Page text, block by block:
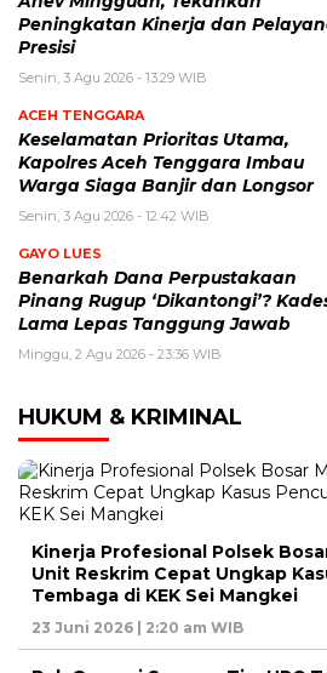
Peningkatan Kinerja dan
Presisi
Senin, 3 Agu 2026 - 13:29 WIB
ACEH TENGGARA
Keselamatan Prioritas Utama,
Kapolres Aceh Tenggara Imbau
Warga Siaga Banjir dan Longsor
Senin, 3 Agu 2026 - 12:42 WIB
GAYO LUES
Benarkah Dana Perpustakaan
Pinang Rugup ‘Dikantongi’?
Lama Lepas Tanggung Jawab
Minggu, 2 Agu 2026 - 23:36 WIB
HUKUM & KRIMINAL
Kinerja Profesional Polsek
Unit Reskrim Cepat Ungkap
Tembaga di KEK Sei Mangkei
23 Juni 2026 | 2:20 am WIB